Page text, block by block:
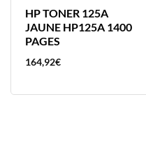
HP TONER 125A
JAUNE HP125A 1400
PAGES
164,92€